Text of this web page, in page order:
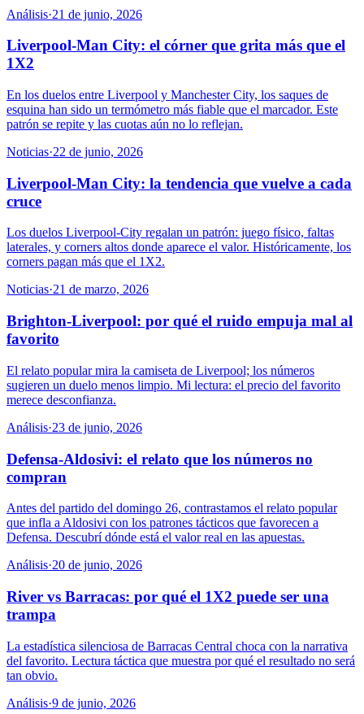
Análisis·21 de junio, 2026
Liverpool-Man City: el córner que grita más que el
1X2
En los duelos entre Liverpool y Manchester City, los saques de
esquina han sido un termómetro más fiable que el marcador. Este
patrón se repite y las cuotas aún no lo reflejan.
Noticias·22 de junio, 2026
Liverpool-Man City: la tendencia que vuelve a cada
cruce
Los duelos Liverpool-City regalan un patrón: juego físico, faltas
laterales, y corners altos donde aparece el valor. Históricamente, los
corners pagan más que el 1X2.
Noticias·21 de marzo, 2026
Brighton-Liverpool: por qué el ruido empuja mal al
favorito
El relato popular mira la camiseta de Liverpool; los números
sugieren un duelo menos limpio. Mi lectura: el precio del favorito
merece desconfianza.
Análisis·23 de junio, 2026
Defensa-Aldosivi: el relato que los números no
compran
Antes del partido del domingo 26, contrastamos el relato popular
que infla a Aldosivi con los patrones tácticos que favorecen a
Defensa. Descubrí dónde está el valor real en las apuestas.
Análisis·20 de junio, 2026
River vs Barracas: por qué el 1X2 puede ser una
trampa
La estadística silenciosa de Barracas Central choca con la narrativa
del favorito. Lectura táctica que muestra por qué el resultado no será
tan obvio.
Análisis·9 de junio, 2026